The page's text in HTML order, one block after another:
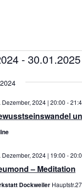
- 30.01.2025
Dezember, 2024 | 20:00 -
– Meditation
Dezember, 2024 | 19:00 -
Dockweiler